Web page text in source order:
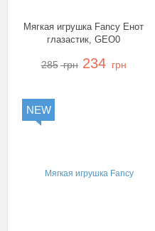
Мягкая игрушка Fancy Енот
глазастик, GEO0
285 грн 234 грн
NEW